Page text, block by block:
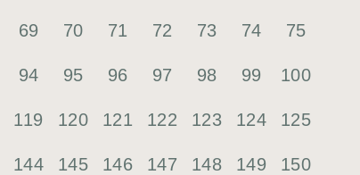
69 70 71 72 73 74 75
94 95 96 97 98 99 100
119 120 121 122 123 124 125
144 145 146 147 148 149 150